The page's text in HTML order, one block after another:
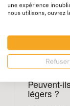
FAQ
Oui,
emballés
Peuvent-
légers ?
une expérience
nous utilisons, ouvrez
Refuser